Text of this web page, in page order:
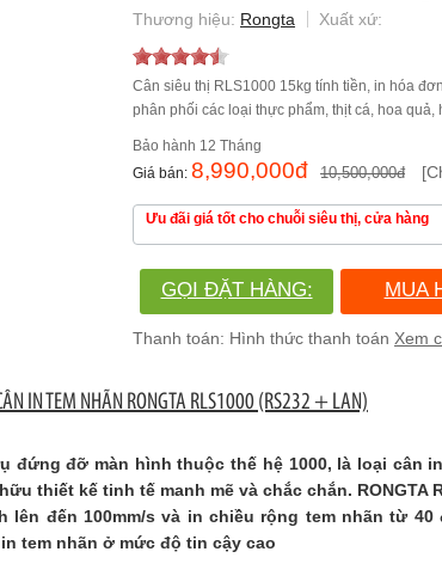
Rongta
Cân siêu thị RLS1000 15kg tính tiền, in hóa
phân phối các loại thực phẩm, thịt cá, hoa
12 Tháng
8,990,000đ 10,500,000đ
Ưu đãi giá tốt cho chuỗi siêu thị, cửa hàng
GỌI ĐẶT HÀNG:
(028)730.666.86
MUA
Xem
IN TEM NHÃN RONGTA RLS1000 (RS232 + LAN)
đứng đỡ màn hình thuộc thế hệ 1000, là loại cân
thiết kế tinh tế manh mẽ và chắc chắn. RONGTA
đến 100mm/s và in chiều rộng tem nhãn từ 40
tem nhãn ở mức độ tin cậy cao